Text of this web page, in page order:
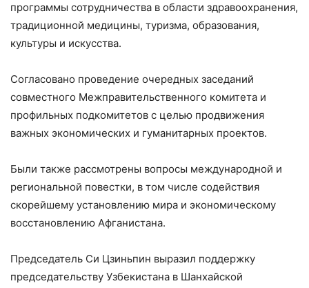
программы сотрудничества в области здравоохранения,
традиционной медицины, туризма, образования,
культуры и искусства.
Согласовано проведение очередных заседаний
совместного Межправительственного комитета и
профильных подкомитетов с целью продвижения
важных экономических и гуманитарных проектов.
Были также рассмотрены вопросы международной и
региональной повестки, в том числе содействия
скорейшему установлению мира и экономическому
восстановлению Афганистана.
Председатель Си Цзиньпин выразил поддержку
председательству Узбекистана в Шанхайской